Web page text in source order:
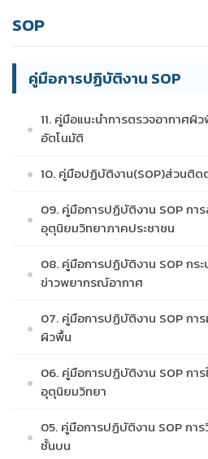
SOP
คู่มือการปฏิบัติงาน SOP
11. คู่มือแนะนำการตรวจอากาศผิ
อัตโนมัติ
10. คู่มือปฏิบัติงาน(SOP)ส่วนติด
09. คู่มือการปฏิบัติงาน SOP กา
อุตุนิยมวิทยาภาคประชาชน
08. คู่มือการปฏิบัติงาน SOP กร
ข่าวพยากรณ์อากาศ
07. คู่มือการปฏิบัติงาน SOP กา
ผิวพื้น
06. คู่มือการปฏิบัติงาน SOP กา
อุตุนิยมวิทยา
05. คู่มือการปฏิบัติงาน SOP การ
ชั้นบน